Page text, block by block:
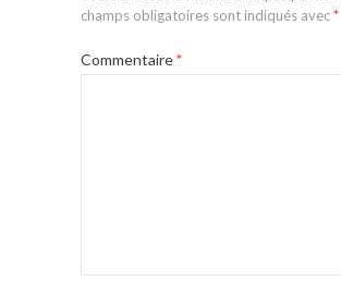
champs obligatoires sont indiqués avec*
Commentaire*